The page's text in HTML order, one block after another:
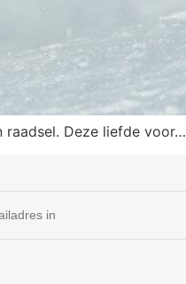
raadsel. Deze liefde voor…